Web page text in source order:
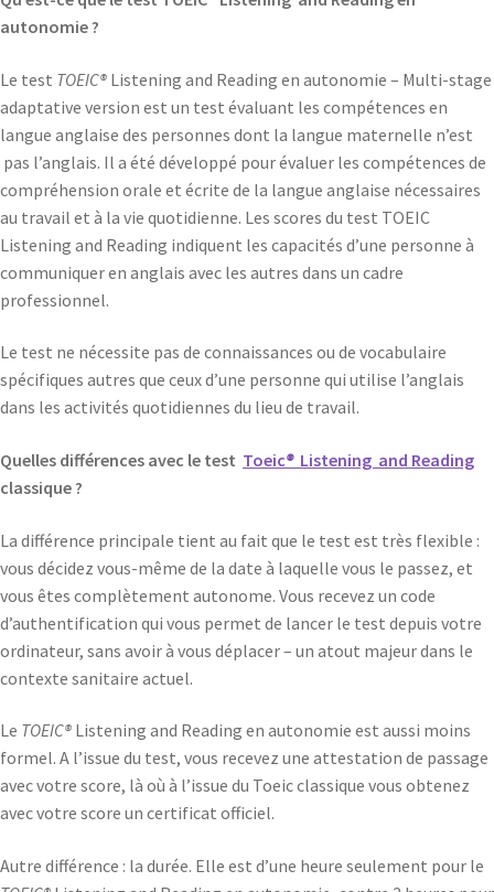
autonomie ?
Le test TOEIC® Listening and Reading en autonomie – Multi-stage
adaptative version est un test évaluant les compétences en
langue anglaise des personnes dont la langue maternelle n’est
pas l’anglais. Il a été développé pour évaluer les compétences de
compréhension orale et écrite de la langue anglaise nécessaires
au travail et à la vie quotidienne. Les scores du test TOEIC
Listening and Reading indiquent les capacités d’une personne à
communiquer en anglais avec les autres dans un cadre
professionnel.
Le test ne nécessite pas de connaissances ou de vocabulaire
spécifiques autres que ceux d’une personne qui utilise l’anglais
dans les activités quotidiennes du lieu de travail.
Quelles différences avec le test Toeic®Listening and Reading
classique ?
La différence principale tient au fait que le test est très flexible :
vous décidez vous-même de la date à laquelle vous le passez, et
vous êtes complètement autonome. Vous recevez un code
d’authentification qui vous permet de lancer le test depuis votre
ordinateur, sans avoir à vous déplacer – un atout majeur dans le
contexte sanitaire actuel.
Le TOEIC® Listening and Reading en autonomie est aussi moins
formel. A l’issue du test, vous recevez une attestation de passage
avec votre score, là où à l’issue du Toeic classique vous obtenez
avec votre score un certificat officiel.
Autre différence : la durée. Elle est d’une heure seulement pour le